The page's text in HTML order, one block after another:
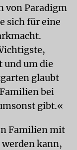
von Paradigm
sich für eine
und um die
glaubt
bei
gibt.«
Familien mit
kann,